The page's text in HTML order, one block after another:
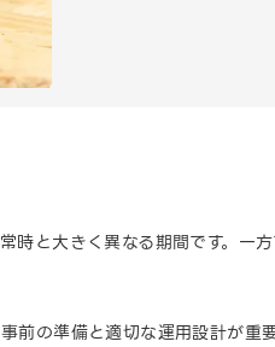
時と大きく異なる期間です。
前の準備と適切な運用設計が重